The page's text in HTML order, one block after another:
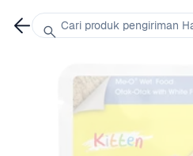
Cari produk pengiriman